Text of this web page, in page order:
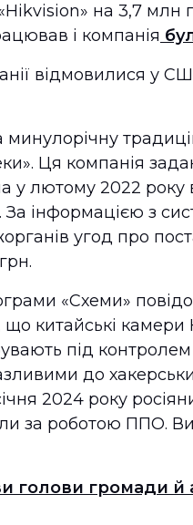
на 3,7 млн
і компанія
відмовилися у
Ця компанія
у лютому 2022 року
інформацією з
угод про
«Схеми»
китайські камери
під
до
2024 року
за роботою ППО.
голови громади й